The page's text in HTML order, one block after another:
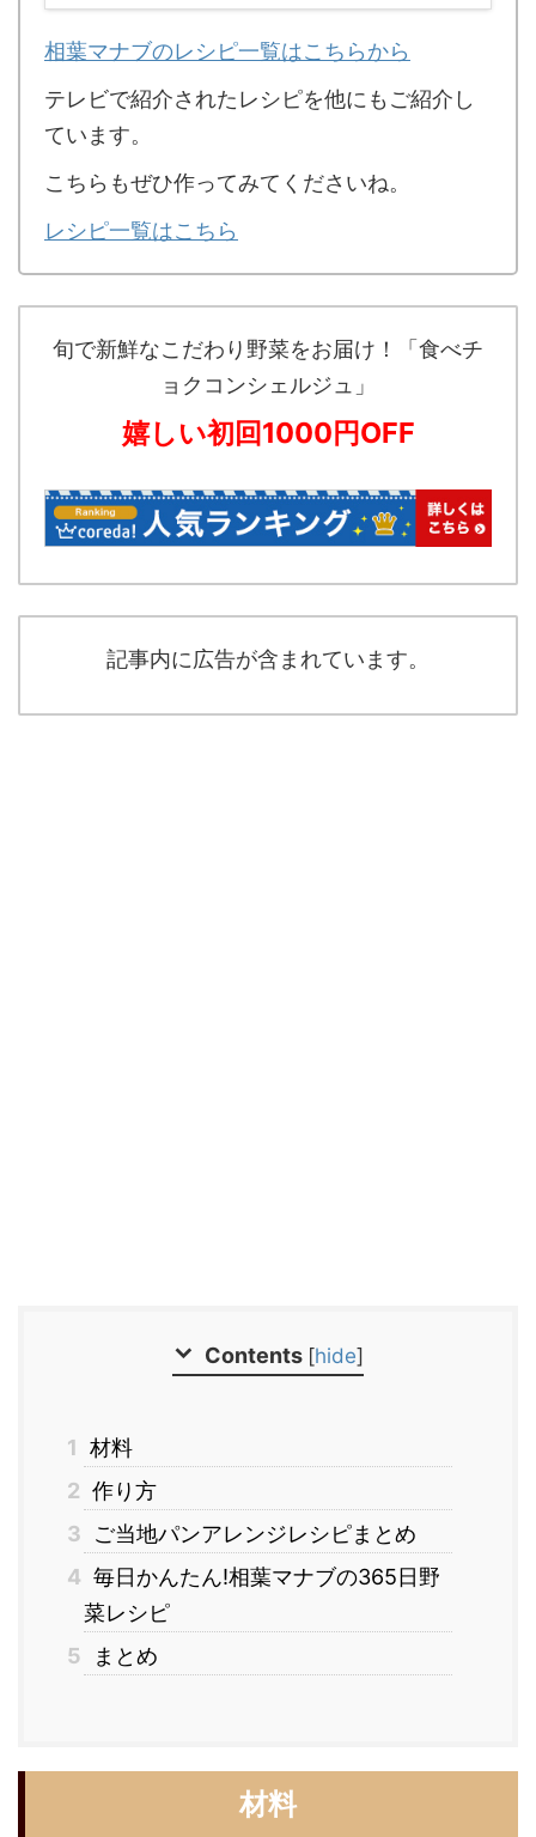
相葉マナブのレシピ一覧はこちらから
テレビで紹介されたレシピを他にもご紹介し
ています。
こちらもぜひ作ってみてくださいね。
レシピ一覧はこちら
旬で新鮮なこだわり野菜をお届け！「食べチ
ョクコンシェルジュ」
嬉しい初回1000円OFF
記事内に広告が含まれています。
Contents [hide]
1 材料
2 作り方
3
ご当地パンアレンジレシピまとめ
4 毎日かんたん!相葉マナブの365日野
菜レシピ
5
まとめ
材料